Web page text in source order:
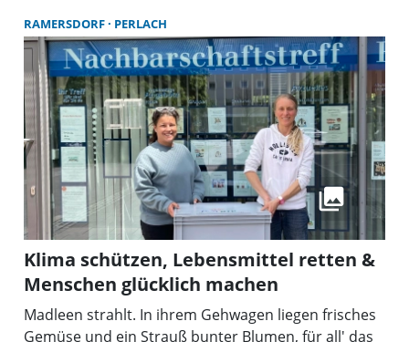
RAMERSDORF PERLACH
Klima schützen, Lebensmittel retten &
Menschen glücklich machen
Madleen strahlt. In ihrem Gehwagen liegen frisches
Gemüse und ein Strauß bunter Blumen, für all' das